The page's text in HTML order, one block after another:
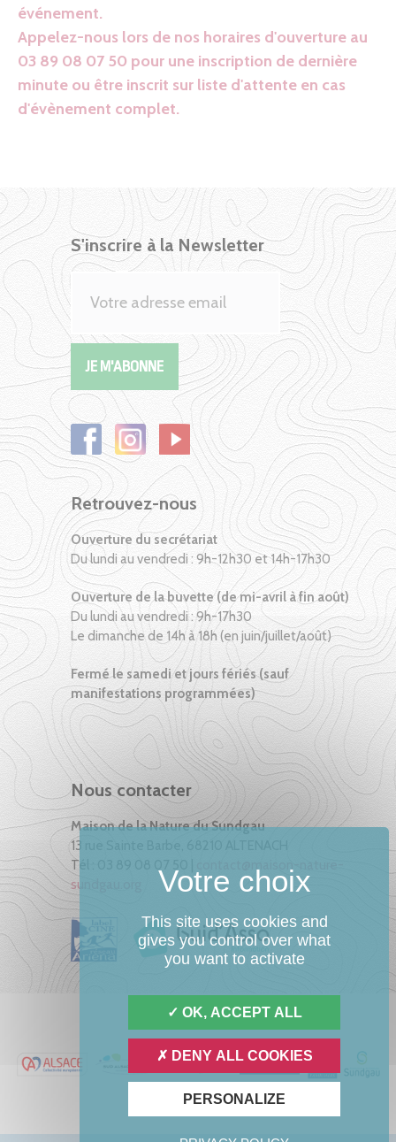
événement.
Appelez-nous lors de nos horaires d'ouverture au
03 89 08 07 50 pour une inscription de dernière
minute ou être inscrit sur liste d'attente en cas
d'évènement complet.
S'inscrire à la Newsletter
Retrouvez-nous
Ouverture du secrétariat
Du lundi au vendredi : 9h-12h30 et 14h-17h30
Ouverture de la buvette (de mi-avril à fin août)
Du lundi au vendredi : 9h-17h30
Le dimanche de 14h à 18h (en juin/juillet/août)
Fermé le samedi et jours fériés (sauf
manifestations programmées)
Nous contacter
Maison de la Nature du Sundgau
13 rue Sainte Barbe, 68210 ALTENACH
Tél : 03 89 08 07 50 |
sundgau.org
This site uses cookies and
gives you control over what
you want to activate
OK, ACCEPT ALL
DENY ALL COOKIES
PERSONALIZE